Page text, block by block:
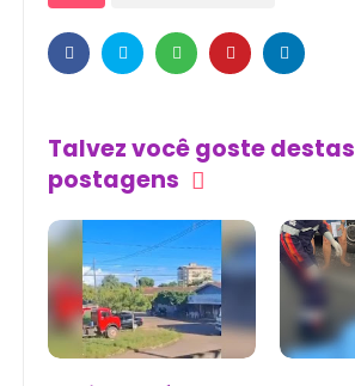
Talvez você goste destas
postagens